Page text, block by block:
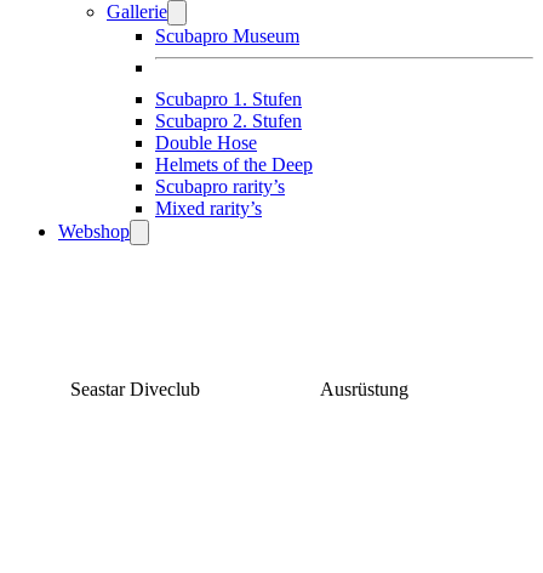
Gallerie
Scubapro Museum
Scubapro 1. Stufen
Scubapro 2. Stufen
Double Hose
Helmets of the Deep
Scubapro rarity’s
Mixed rarity’s
Webshop
Seastar Diveclub Ausrüstung